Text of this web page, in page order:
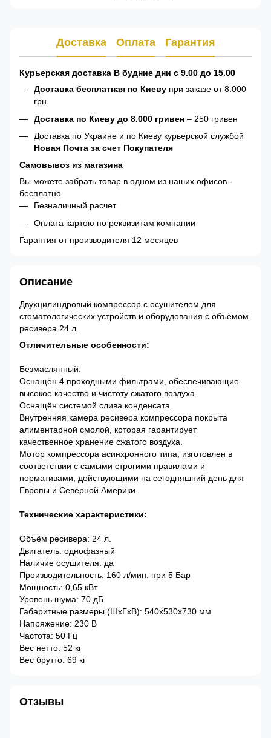
Доставка Оплата Гарантия
Курьерская доставка В будние дни с 9.00 до 15.00
Доставка бесплатная по Киеву при заказе от 8.000
грн.
Доставка по Киеву до 8.000 гривен – 250 гривен
Доставка по Украине и по Киеву курьерской службой
Новая Почта за счет Покупателя
Самовывоз из магазина
Вы можете забрать товар в одном из наших офисов -
бесплатно.
Безналичный расчет
Оплата картою по реквизитам компании
Гарантия от производителя 12 месяцев
Описание
Двухцилиндровый компрессор с осушителем для
стоматологических устройств и оборудования с объёмом
ресивера 24 л.
Отличительные особенности:
Безмаслянный.
Оснащён 4 проходными фильтрами, обеспечивающие
высокое качество и чистоту сжатого воздуха.
Оснащён системой слива конденсата.
Внутренняя камера ресивера компрессора покрыта
алиментарной смолой, которая гарантирует
качественное хранение сжатого воздуха.
Мотор компрессора асинхронного типа, изготовлен в
соответствии с самыми строгими правилами и
нормативами, действующими на сегодняшний день для
Европы и Северной Америки.
Технические характеристики:
Объём ресивера: 24 л.
Двигатель: однофазный
Наличие осушителя: да
Производительность: 160 л/мин. при 5 Бар
Мощность: 0,65 кВт
Уровень шума: 70 дБ
Габаритные размеры (ШхГхВ): 540х530х730 мм
Напряжение: 230 В
Частота: 50 Гц
Вес нетто: 52 кг
Вес брутто: 69 кг
Отзывы